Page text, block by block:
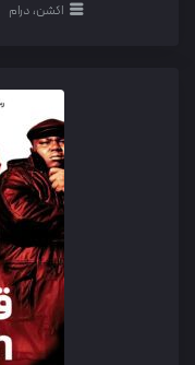
اکشن، درام